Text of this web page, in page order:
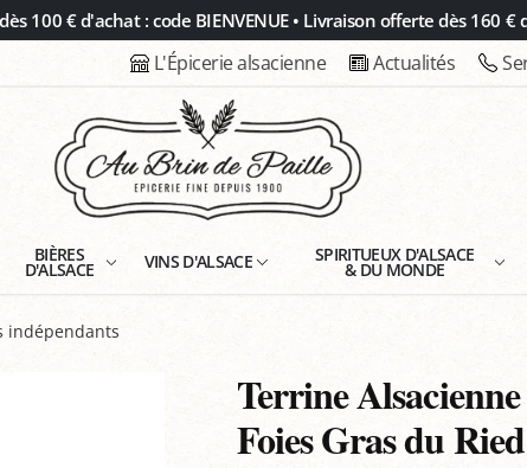
100 € d'achat : code BIENVENUE • Livraison offerte dès 160 €
L'Épicerie alsacienne Actualités
BIÈRES
D'ALSACE VINS D'ALSACE SPIRITUEUX D'ALSACE
& DU MONDE
indépendants
Terrine
Foies Gras du Ried